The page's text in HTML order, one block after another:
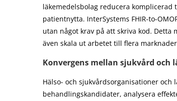
läkemedelsbolag reducera
patientnytta. InterSystems FHIR-to-
utan något krav på att skriva kod. Detta
även skala ut arbetet till flera
Konvergens mellan sjukvård och
Hälso- och sjukvårdsorganisationer
behandlingskandidater, analysera